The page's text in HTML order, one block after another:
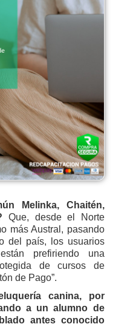
Melinka, Chaitén,
Que, desde el Norte
más Austral, pasando
del país, los usuarios
prefiriendo una
de cursos de
de Pago”.
canina, por
a un alumno de
antes conocido